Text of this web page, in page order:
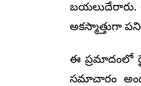
బయలుదేరారు.
అకస్మాత్తుగా
ఈ ప్రమాదంలో
సమాచారం